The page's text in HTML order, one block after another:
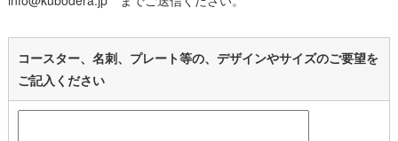
コースター、名刺、プレート等の、デザインやサイズのご要望を
ご記入ください